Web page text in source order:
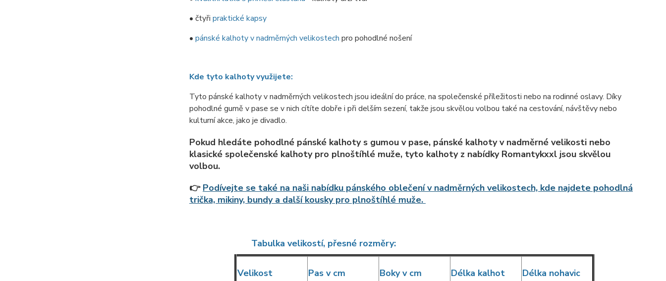
• čtyři praktické kapsy
• pánské kalhoty v nadměrných velikostech pro pohodlné nošení
Kde tyto kalhoty využijete:
Tyto pánské kalhoty v nadměrných velikostech jsou ideální do práce, na společenské příležitosti nebo na rodinné oslavy. Díky
pohodlné gumě v pase se v nich cítíte dobře i při delším sezení, takže jsou skvělou volbou také na cestování, návštěvy nebo
kulturní akce, jako je divadlo.
Pokud hledáte pohodlné pánské kalhoty s gumou v pase, pánské kalhoty v nadměrné velikosti nebo
klasické společenské kalhoty pro plnoštíhlé muže, tyto kalhoty z nabídky Romantykxxl jsou skvělou
volbou.
👉 Podívejte se také na naši nabídku pánského oblečení v nadměrných velikostech, kde najdete pohodlná
trička, mikiny, bundy a další kousky pro plnoštíhlé muže.
Tabulka velikostí, přesné rozměry:
Velikost Pas v cm Boky v cm Délka kalhot Délka nohavic